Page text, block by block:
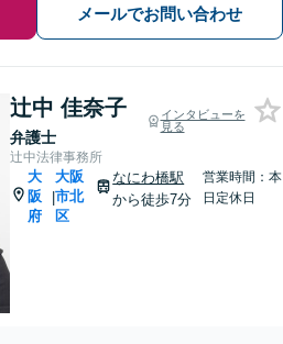
メールでお問い合わせ
辻中 佳奈子
弁護士
インタビューを
見る
辻中法律事務所
大
阪
府
|
大阪
市北
区
なにわ橋駅
から徒歩7分
営業時間：本
日定休日